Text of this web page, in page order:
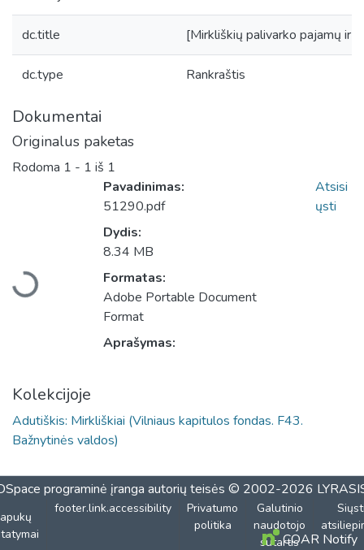
dc.title [Mirkliškių palivarko pajamų ir
dc.type Rankraštis
Dokumentai
Originalus paketas
Rodoma 1 - 1 iš 1
Įkeliama...
Pavadinimas:
51290.pdf
Dydis:
8.34 MB
Formatas:
Adobe Portable Document
Format
Aprašymas:
Atsisi
ųsti
Kolekcijoje
Adutiškis: Mirkliškiai (Vilniaus kapitulos fondas. F43.
Bažnytinės valdos)
programinė įranga autorių teisės © 2002-2026
footer.link.accessibility
Privatumo
politika
Galutinio
naudotojo
sutartisCOAR Notify